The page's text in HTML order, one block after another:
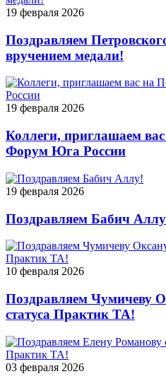
19 февраля 2026
Поздравляем
вручением медали!
19 февраля 2026
Коллеги, приглашаем
Форум Юга России
19 февраля 2026
Поздравляем Бабич
10 февраля 2026
Поздравляем Чумичеву
статуса Практик ТА!
03 февраля 2026